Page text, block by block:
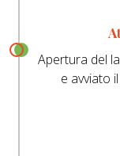
Apertura del
e avviato